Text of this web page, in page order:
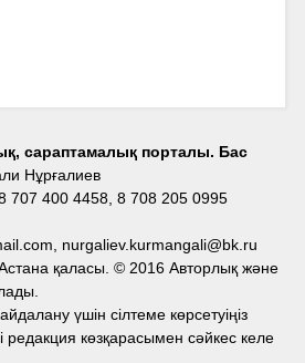
сараптамалық порталы. Бас
Нұрғалиев
707 400 4458, 8 708 205 0995
nurgaliev.kurmangali@bk.ru
қаласы. © 2016 Авторлық және
үшін сілтеме көрсетуіңіз
редакция көзқарасымен сәйкес келе